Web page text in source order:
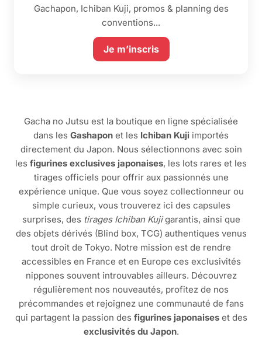
Gachapon, Ichiban Kuji, promos & planning des
conventions...
Je m’inscris
Gacha no Jutsu est la boutique en ligne spécialisée
dans les Gashapon et les Ichiban Kuji importés
directement du Japon. Nous sélectionnons avec soin
les figurines exclusives japonaises, les lots rares et les
tirages officiels pour offrir aux passionnés une
expérience unique. Que vous soyez collectionneur ou
simple curieux, vous trouverez ici des capsules
surprises, des tirages Ichiban Kujigarantis, ainsi que
des objets dérivés (Blind box, TCG) authentiques venus
tout droit de Tokyo. Notre mission est de rendre
accessibles en France et en Europe ces exclusivités
nippones souvent introuvables ailleurs. Découvrez
régulièrement nos nouveautés, profitez de nos
précommandes et rejoignez une communauté de fans
qui partagent la passion des figurines japonaiseset des
exclusivités du Japon.